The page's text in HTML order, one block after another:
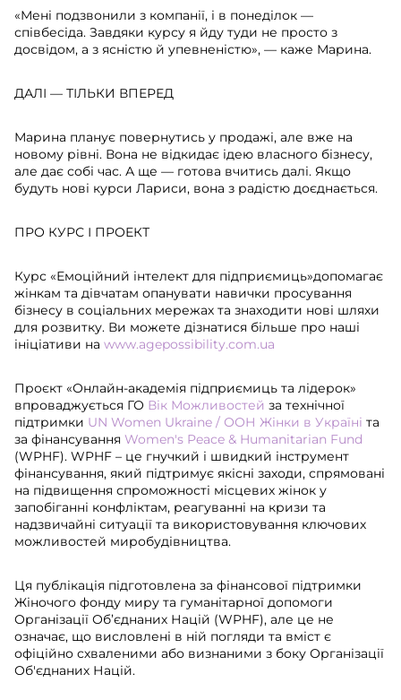
«Мені подзвонили з компанії, і в понеділок —
співбесіда. Завдяки курсу я йду туди не просто з
досвідом, а з ясністю й упевненістю», — каже Марина.
ДАЛІ — ТІЛЬКИ ВПЕРЕД
Марина планує повернутись у продажі, але вже на
новому рівні. Вона не відкидає ідею власного бізнесу,
але дає собі час. А ще — готова вчитись далі. Якщо
будуть нові курси Лариси, вона з радістю доєднається.
ПРО КУРС І ПРОЕКТ
Курс «Емоційний інтелект для підприємиць»допомагає
жінкам та дівчатам опанувати навички просування
бізнесу в соціальних мережах та знаходити нові шляхи
для розвитку. Ви можете дізнатися більше про наші
ініціативи на www.agepossibility.com.ua
Проєкт «Онлайн-академія підприємиць та лідерок»
впроваджується ГО Вік Можливостей за технічної
підтримки UN Women Ukraine / ООН Жінки в Україні та
за фінансування Women's Peace & Humanitarian Fund
(WPHF). WPHF – це гнучкий і швидкий інструмент
фінансування, який підтримує якісні заходи, спрямовані
на підвищення спроможності місцевих жінок у
запобіганні конфліктам, реагуванні на кризи та
надзвичайні ситуації та використовування ключових
можливостей миробудівництва.
Ця публікація підготовлена за фінансової підтримки
Жіночого фонду миру та гуманітарної допомоги
Організації Об’єднаних Націй (WPHF), але це не
означає, що висловлені в ній погляди та вміст є
офіційно схваленими або визнаними з боку Організації
Об'єднаних Націй.